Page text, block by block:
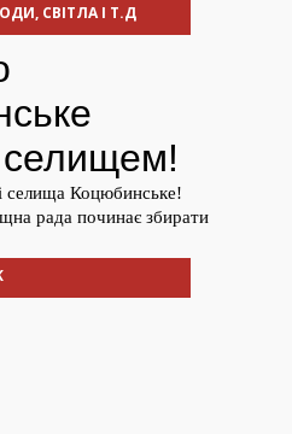
СВІТЛА І Т.Д